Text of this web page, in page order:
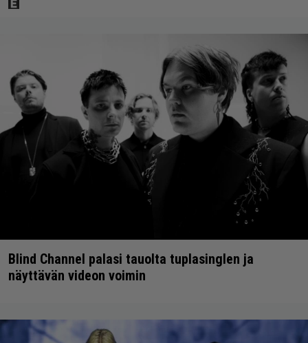
Blind Channel palasi tauolta tuplasinglen ja
näyttävän videon voimin